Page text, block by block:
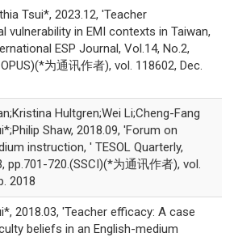
Tsui*, 2023.12, 'Teacher
vulnerability in EMI contexts in Taiwan,
ESP Journal, Vol.14, No.2,
为通讯作者), vol. 118602, Dec.
Hultgren;Wei Li;Cheng-Fang
Shaw, 2018.09, 'Forum on
instruction, ' TESOL Quarterly,
pp.701-720.(SSCI)(*为通讯作者), vol.
2018
2018.03, 'Teacher efficacy: A case
beliefs in an English-medium